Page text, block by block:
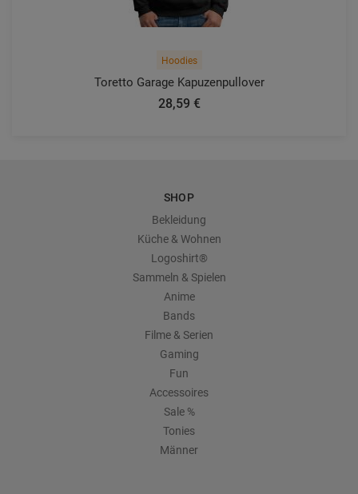
Hoodies
Toretto Garage Kapuzenpullover
28,59 €
SHOP
Bekleidung
Küche & Wohnen
Logoshirt®
Sammeln & Spielen
Anime
Bands
Filme & Serien
Gaming
Fun
Accessoires
Sale %
Tonies
Männer